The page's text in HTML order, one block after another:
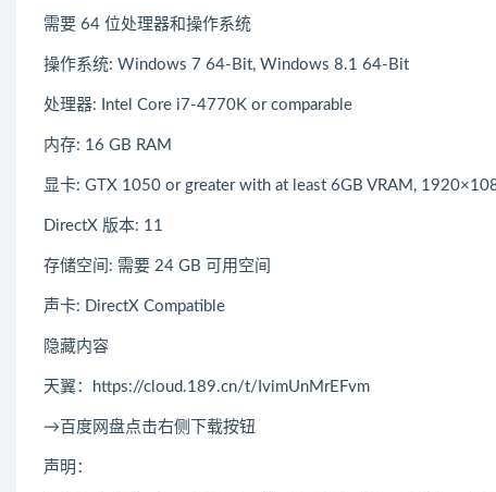
需要 64 位处理器和操作系统
操作系统: Windows 7 64-Bit, Windows 8.1 64-Bit
处理器: Intel Core i7-4770K or comparable
内存: 16 GB RAM
显卡: GTX 1050 or greater with at least 6GB VRAM,
DirectX 版本: 11
存储空间: 需要 24 GB 可用空间
声卡: DirectX Compatible
隐藏内容
天翼：https://cloud.189.cn/t/IvimUnMrEFvm
→百度网盘点击右侧下载按钮
声明：